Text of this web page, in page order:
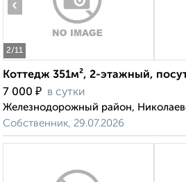
2/11
‹
Коттедж 351м², 2-этажный,
7 000 ₽ в сутки
Железнодорожный район,
Собственник, 29.07.2026